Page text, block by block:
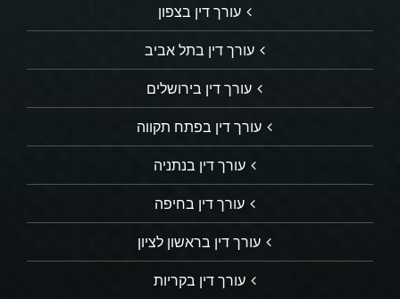
עורך דין בצפון
עורך דין בתל אביב
עורך דין בירושלים
עורך דין בפתח תקווה
עורך דין בנתניה
עורך דין בחיפה
עורך דין בראשון לציון
עורך דין בקריות